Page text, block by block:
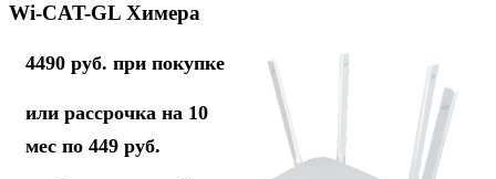
Wi-CAT-GL Химера
4490 руб. при покупке
или рассрочка на 10
мес по 449 руб.